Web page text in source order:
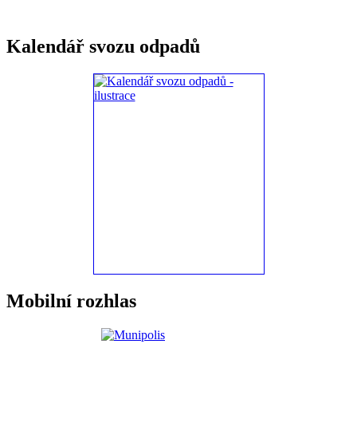
Kalendář svozu odpadů
Mobilní rozhlas